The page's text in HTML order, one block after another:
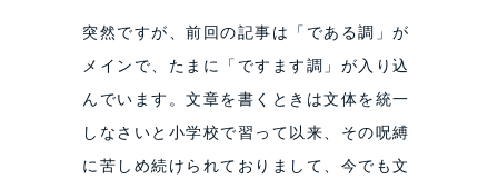
突然ですが、前回の記事は「である調」が
メインで、たまに「ですます調」が入り込
んでいます。文章を書くときは文体を統一
しなさいと小学校で習って以来、その呪縛
に苦しめ続けられておりまして、今でも文